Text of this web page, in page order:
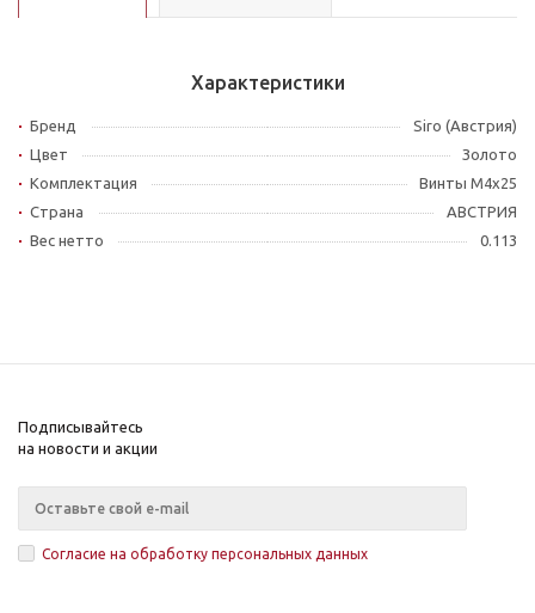
Характеристики
Бренд
Siro (Австрия)
Цвет
Золото
Комплектация
Винты M4x25
Страна
АВСТРИЯ
Вес нетто
0.113
Подписывайтесь
на новости и акции
Согласие на обработку персональных данных